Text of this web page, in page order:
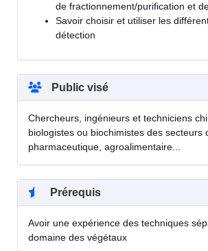
de fractionnement/purification et
Savoir choisir et utiliser les
détection
Public visé
Chercheurs, ingénieurs et techniciens
biologistes ou biochimistes des secteurs
pharmaceutique, agroalimentaire...
Prérequis
Avoir une expérience des techniques
domaine des végétaux